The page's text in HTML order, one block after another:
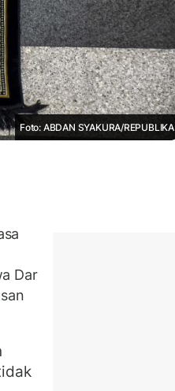
Foto: ABDAN SYAKURA/REPUBLIKA
Dar